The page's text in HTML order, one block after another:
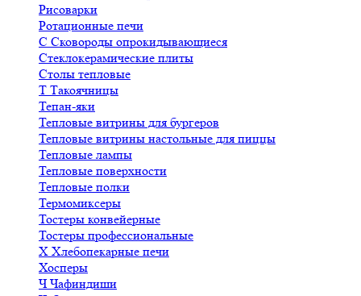
Рисоварки
Ротационные печи
С Сковороды опрокидывающиеся
Стеклокерамические плиты
Столы тепловые
Т Такоячницы
Тепан-яки
Тепловые витрины для бургеров
Тепловые витрины настольные для пиццы
Тепловые лампы
Тепловые поверхности
Тепловые полки
Термомиксеры
Тостеры конвейерные
Тостеры профессиональные
Х Хлебопекарные печи
Хосперы
ЧЧафиндиши